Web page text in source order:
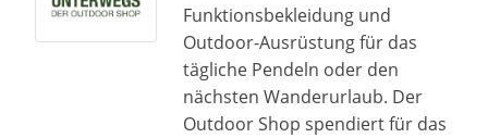
Funktionsbekleidung und
Outdoor-Ausrüstung für das
tägliche Pendeln oder den
nächsten Wanderurlaub. Der
Outdoor Shop spendiert für das